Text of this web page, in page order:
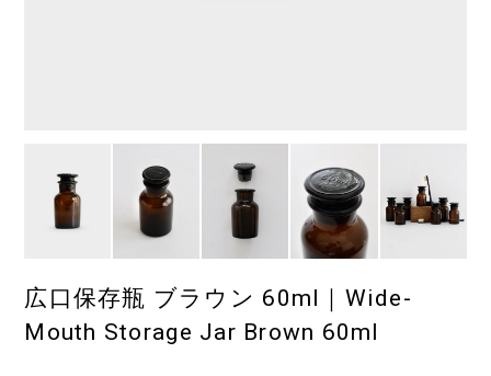
広口保存瓶 ブラウン 60ml｜Wide-
Mouth Storage Jar Brown 60ml